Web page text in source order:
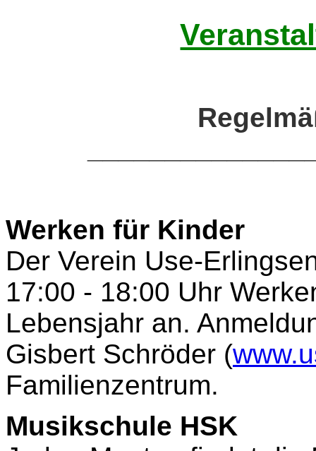
Werken für Kinder
Der Verein Use-
17:00 - 18:00 Uhr
Lebensjahr an.
Gisbert Schröder (
Familienzentrum.
Musikschule HSK